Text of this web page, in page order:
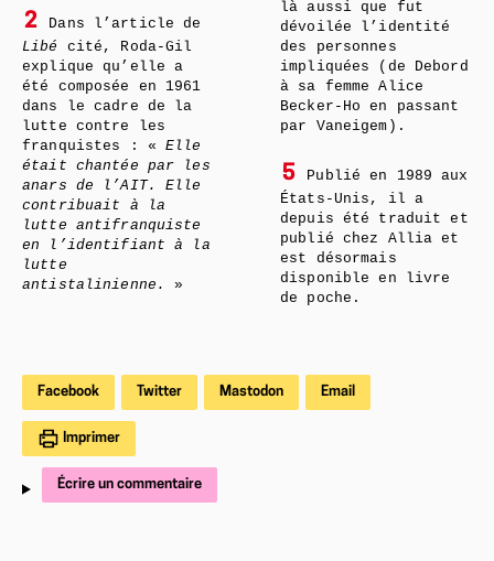
2
Dans l’article de
Libé
cité, Roda-Gil
explique qu’elle a
été composée en 1961
dans le cadre de la
lutte contre les
franquistes : «Elle
était chantée par les
anars de l’AIT. Elle
contribuait à la
lutte antifranquiste
en l’identifiant à la
lutte
antistalinienne.
»
là aussi que fut
dévoilée l’identité
des personnes
impliquées (de Debord
à sa femme Alice
Becker-Ho en passant
par Vaneigem).
5
Publié en 1989 aux
États-Unis, il a
depuis été traduit et
publié chez Allia et
est désormais
disponible en livre
de poche.
Facebook Twitter Mastodon Email
Imprimer
Écrire un commentaire